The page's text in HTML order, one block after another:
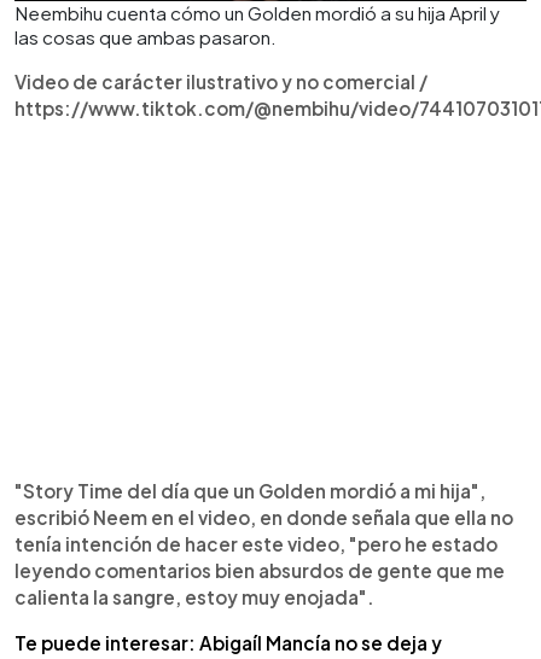
Neembihu cuenta cómo un Golden mordió a su hija April y
las cosas que ambas pasaron.
Video de carácter ilustrativo y no comercial /
https://www.tiktok.com/@nembihu/video/
"Story Time del día que un Golden mordió a mi hija",
escribió Neem en el video, en donde señala que ella no
tenía intención de hacer este video, "pero he estado
leyendo comentarios bien absurdos de gente que me
calienta la sangre, estoy muy enojada".
Te puede interesar: Abigaíl Mancía no se deja y